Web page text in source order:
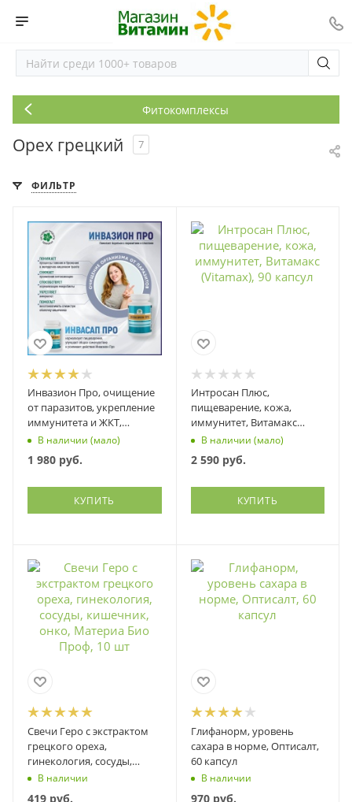
Фитокомплексы
Орех грецкий 7
ФИЛЬТР
Инвазион Про, очищение
от паразитов, укрепление
иммунитета и ЖКТ,
Витамакс (Vitamax), 60
В наличии (мало)
1 980 руб.
КУПИТЬ
Интросан Плюс,
пищеварение, кожа,
иммунитет, Витамакс
(Vitamax), 90 капсул
В наличии (мало)
2 590руб.
КУПИТЬ
Свечи Геро с экстрактом
грецкого ореха,
гинекология, сосуды,
кишечник, онко, Материа
Био Проф, 10 шт
В наличии
419 руб.
Глифанорм, уровень
сахара в норме, Оптисалт,
60 капсул
В наличии
970руб.